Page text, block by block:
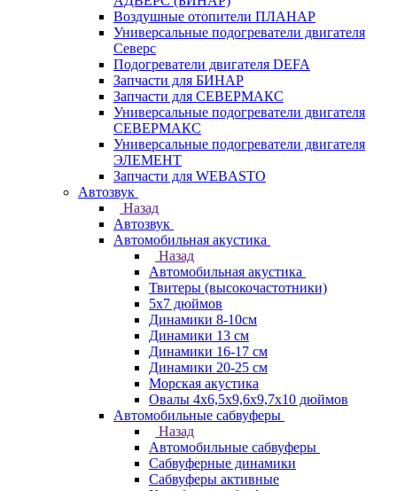
Воздушные отопители ПЛАНАР
Универсальные подогреватели двигателя
Северс
Подогреватели двигателя DEFA
Запчасти для БИНАР
Запчасти для СЕВЕРМАКС
Универсальные подогреватели двигателя
СЕВЕРМАКС
Универсальные подогреватели двигателя
ЭЛЕМЕНТ
Запчасти для WEBASTO
Автозвук
Назад
Автозвук
Автомобильная акустика
Назад
Автомобильная акустика
Твитеры (высокочастотники)
5x7 дюймов
Динамики 8-10см
Динамики 13 см
Динамики 16-17 см
Динамики 20-25 см
Морская акустика
Овалы 4х6,5х9,6x9,7х10 дюймов
Автомобильные сабвуферы
Назад
Автомобильные сабвуферы
Сабвуферные динамики
Сабвуферы активные